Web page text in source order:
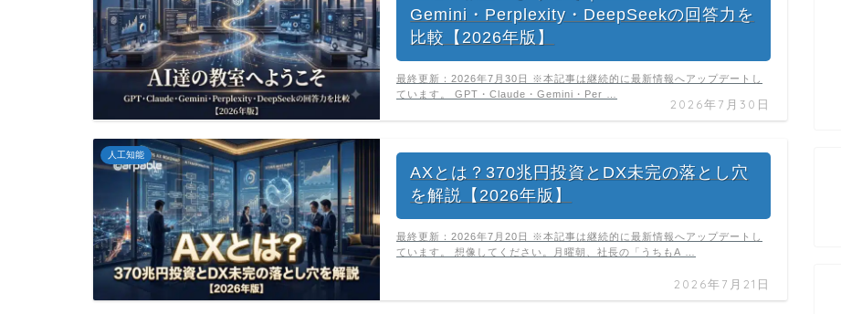
Gemini・Perplexity・DeepSeekの回答力を
比較【2026年版】
2026年7月30日
最終更新：2026年7月30日 ※本記事は継続的に最新情報へアップデートし
ています。 GPT・Claude・Gemini・Per …
人工知能
AXとは？370兆円投資とDX未完の落とし穴
を解説【2026年版】
2026年7月21日
最終更新：2026年7月20日 ※本記事は継続的に最新情報へアップデートし
ています。 想像してください。月曜朝、社長の「うちもA …